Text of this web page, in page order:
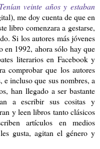
Tenían veinte años y estaban
me doy cuenta de que en
libro comenzara a gestarse,
Si los autores más jóvenes
en 1992, ahora sólo hay que
literarios en Facebook y
comprobar que los autores
e incluso que sus nombres, a
han llegado a ser bastante
a escribir sus cositas y
y leen libros tanto clásicos
artículos en medios
gusta, agitan el género y